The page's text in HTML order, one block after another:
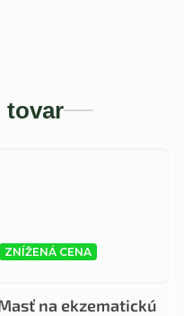
tovar
ZNÍŽENÁ CENA
na ekzematickú